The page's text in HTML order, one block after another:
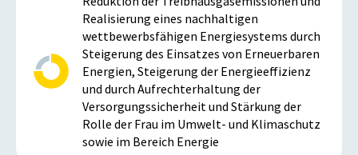
Realisierung eines nachhaltigen
wettbewerbsfähigen Energiesystems durch
Steigerung des Einsatzes von Erneuerbaren
Energien, Steigerung der Energieeffizienz
und durch Aufrechterhaltung der
Versorgungssicherheit und Stärkung der
Rolle der Frau im Umwelt- und Klimaschutz
sowie im Bereich Energie